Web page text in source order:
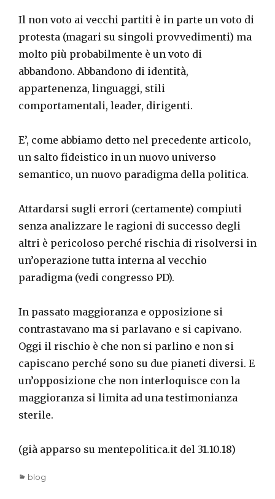
Il non voto ai vecchi partiti è in parte un voto di
protesta (magari su singoli provvedimenti) ma
molto più probabilmente è un voto di
abbandono. Abbandono di identità,
appartenenza, linguaggi, stili
comportamentali, leader, dirigenti.
E’, come abbiamo detto nel precedente articolo,
un salto fideistico in un nuovo universo
semantico, un nuovo paradigma della politica.
Attardarsi sugli errori (certamente) compiuti
senza analizzare le ragioni di successo degli
altri è pericoloso perché rischia di risolversi in
un’operazione tutta interna al vecchio
paradigma (vedi congresso PD).
In passato maggioranza e opposizione si
contrastavano ma si parlavano e si capivano.
Oggi il rischio è che non si parlino e non si
capiscano perché sono su due pianeti diversi. E
un’opposizione che non interloquisce con la
maggioranza si limita ad una testimonianza
sterile.
(già apparso su mentepolitica.it del 31.10.18)
Categories
blog